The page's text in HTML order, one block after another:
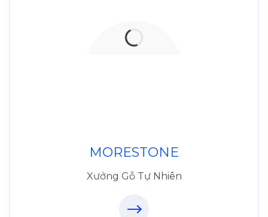
MORESTONE
Xưởng Gỗ Tự Nhiên